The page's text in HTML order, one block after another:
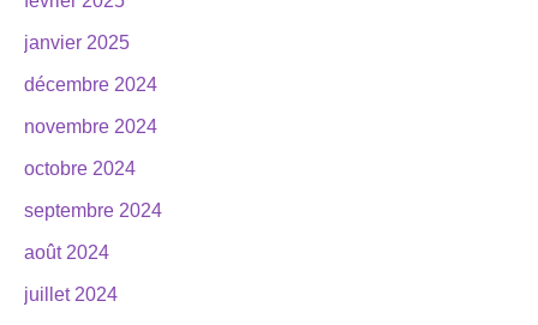
janvier 2025
décembre 2024
novembre 2024
octobre 2024
septembre 2024
août 2024
juillet 2024